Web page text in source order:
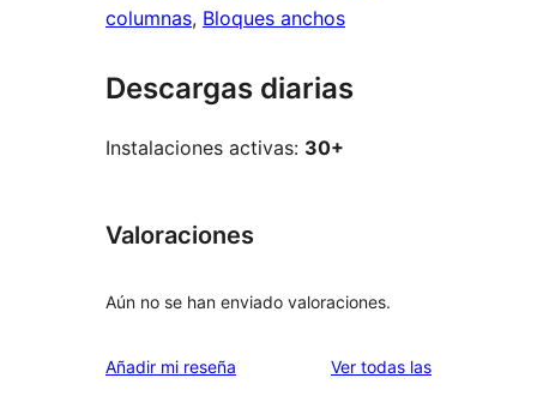
columnas, Bloques anchos
Descargas diarias
Instalaciones activas: 30+
Valoraciones
Aún no se han enviado valoraciones.
Añadir mi reseña Ver todas lasvaloraciones